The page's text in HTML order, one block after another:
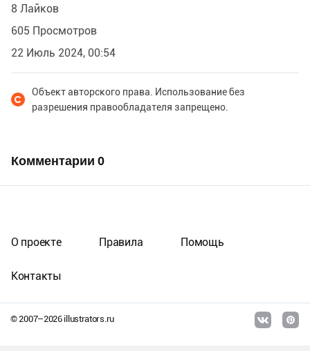
8 Лайков
605 Просмотров
22 Июль 2024, 00:54
Объект авторского права. Использование без
разрешения правообладателя запрещено.
Комментарии 0
© 2007–2026illustrators.ru
О проекте Правила Помощь
Контакты